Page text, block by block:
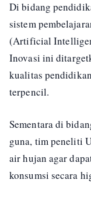
Di bidang
sistem
(Artificial
Inovasi ini
kualitas
terpencil.
Sementara di
guna, tim peneliti
air hujan agar
konsumsi secara